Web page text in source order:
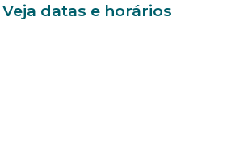
datas e horários